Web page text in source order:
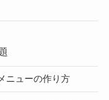
ニューの作り方